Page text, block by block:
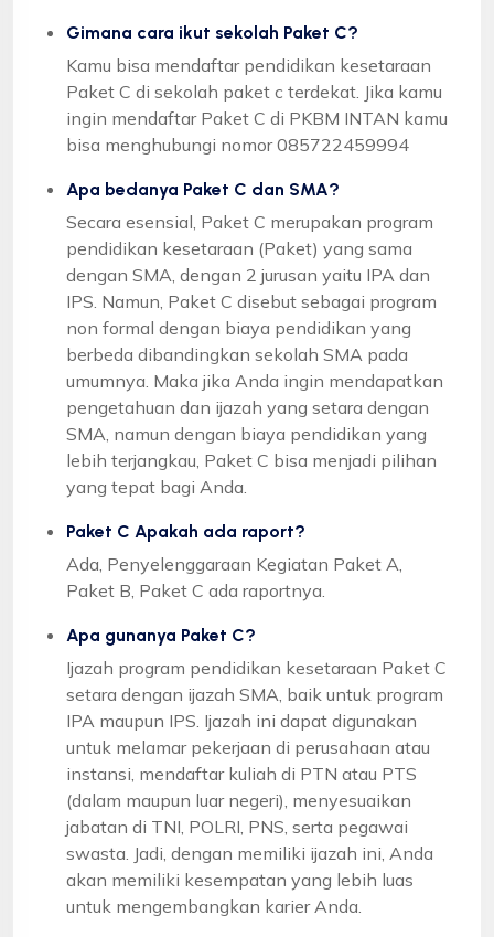
Gimana cara ikut sekolah Paket C?
Kamu bisa mendaftar pendidikan kesetaraan
Paket C di sekolah paket c terdekat. Jika kamu
ingin mendaftar Paket C di PKBM INTAN kamu
bisa menghubungi nomor 085722459994
Apa bedanya Paket C dan SMA?
Secara esensial, Paket C merupakan program
pendidikan kesetaraan (Paket) yang sama
dengan SMA, dengan 2 jurusan yaitu IPA dan
IPS. Namun, Paket C disebut sebagai program
non formal dengan biaya pendidikan yang
berbeda dibandingkan sekolah SMA pada
umumnya. Maka jika Anda ingin mendapatkan
pengetahuan dan ijazah yang setara dengan
SMA, namun dengan biaya pendidikan yang
lebih terjangkau, Paket C bisa menjadi pilihan
yang tepat bagi Anda.
Paket C Apakah ada raport?
Ada, Penyelenggaraan Kegiatan Paket A,
Paket B, Paket C ada raportnya.
Apa gunanya Paket C?
Ijazah program pendidikan kesetaraan Paket C
setara dengan ijazah SMA, baik untuk program
IPA maupun IPS. Ijazah ini dapat digunakan
untuk melamar pekerjaan di perusahaan atau
instansi, mendaftar kuliah di PTN atau PTS
(dalam maupun luar negeri), menyesuaikan
jabatan di TNI, POLRI, PNS, serta pegawai
swasta. Jadi, dengan memiliki ijazah ini, Anda
akan memiliki kesempatan yang lebih luas
untuk mengembangkan karier Anda.